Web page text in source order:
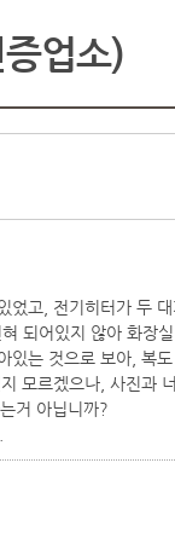
업소)
고, 전기히터가 두
되어있지 않아 화장
는 것으로 보아, 복
모르겠으나, 사진과
거 아닙니까?